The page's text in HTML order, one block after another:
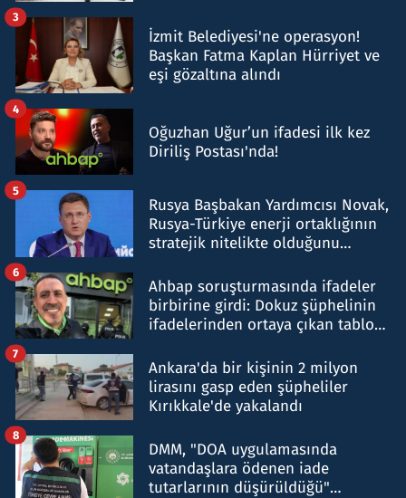
İzmit Belediyesi'ne operasyon!
Başkan Fatma Kaplan Hürriyet ve
eşi gözaltına alındı
3
Oğuzhan Uğur’un ifadesi ilk kez
Diriliş Postası'nda!
4
Rusya Başbakan Yardımcısı Novak,
Rusya-Türkiye enerji ortaklığının
stratejik nitelikte olduğunu
5
Ahbap soruşturmasında ifadeler
birbirine girdi: Dokuz şüphelinin
ifadelerinden ortaya çıkan tablo
6
Ankara'da bir kişinin 2 milyon
lirasını gasp eden şüpheliler
Kırıkkale'de yakalandı
7
DMM, "DOA uygulamasında
vatandaşlara ödenen iade
tutarlarının düşürüldüğü"
8